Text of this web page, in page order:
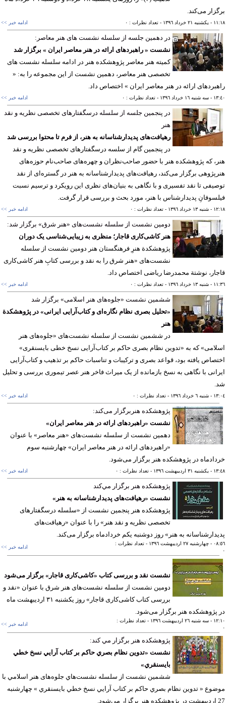
می‌كند.
- يکشنبه ٢١ خرداد ١٣٩٦ - تعداد نظرات : ٠ ادامه خبر >>
در دهمین جلسه از سلسله نشست های هنر معاصر:
نشست « راهبردهای ارائه در هنر معاصر ایران » برگزار شد
كمیته هنر معاصر پژوهشکده هنر در ادامه سلسله نشست های
تخصصی هنر معاصر، دهمین نشست از این مجموعه را به: «
ارائه در هنر معاصر ایران » اختصاص داد.
- سه شنبه ١٦ خرداد ١٣٩٦ - تعداد نظرات : ٠ ادامه خبر >>
در پنجمین جلسه از سلسله درسگفتارهای تخصصی نظریه و نقد
هنر
رهیافت‌های پدیدارشناسانه به هنر، از فرم تا محتوا بررسی شد
در پنجمین گام از سلسه درسگفتارهای تخصصی نظریه و نقد
که پژوهشکده هنر با حضور صاحب‌نظران و چهره‌های صاحب‌نام حوزه‌های
برگزار می‌کند، رهیافت‌های پدیدارشناسانه به هنر در گستره‌ای از نقد
تا نقد تفسیری و با نگاهی به بنیان‌های نظری این رویکرد و ترسیم نسبت
پدیدارشناس با هنر، مورد بحث و بررسی قرار گرفت.
- شنبه ١٣ خرداد ١٣٩٦ - تعداد نظرات : ٠ ادامه خبر >>
دومین نشست از سلسله نشست‌های «هنر شرق» برگزار شد:
هنر کاشی‌کاری قاجار؛ منظری به زیبایی‌شناسی یک دوران
پژوهشکدة هنرِ فرهنگستان هنر دومین نشست از سلسله
نشست‌های «هنر شرق را به نقد و بررسی کتابِ هنر کاشی‌کاری
نوشتة محمدرضا ریاضی اختصاص داد.
- شنبه ١٣ خرداد ١٣٩٦ - تعداد نظرات : ٠ ادامه خبر >>
ششمین نشست «جلوه‌های هنر اسلامی» برگزار شد
«تحلیل بصری نظام نگاره‌ای و کتاب‌آرایی ایرانی» در پژوهشکدة
هنر
در ششمین نشست از سلسله نشست‌های «جلوه‌های هنر
که به «تدوین نظام بصری حاکم بر کتاب‌آرایی نسخ خطی بایسنقری»
یافته بود، قواعد بصری و ترکیبات و تناسبات حاکم بر تذهیب و کتاب‌آرایی
با نگاهی به نسخ بازمانده از یک میراث فاخر هنر عصر تیموری بررسی و تحلیل
- شنبه ٦ خرداد ١٣٩٦ - تعداد نظرات : ٠ ادامه خبر >>
پژوهشكده هنربرگزار می‌كند:
نشست «راهبرد‌های ارائه در هنر معاصر ایران»
دهمین نشست از سلسله نشست‌های «هنر معاصر» با عنوان
«راهبرد‌های ارائه در هنر معاصر ایران» چهارشنبه سوم
در پژوهشكده هنر برگزار می‌شود.
- يکشنبه ٣١ ارديبهشت ١٣٩٦ - تعداد نظرات : ٠ ادامه خبر >>
پژوهشكده هنر برگزار مي‌كند
نشست «رهیافت‌های پدیدارشناسانه به هنر»
پژوهشكده هنر پنجمین نشست از «سلسله درسگفتارهای
تخصصی نظریه و نقد هنر» را با عنوان «رهیافت‌های
به هنر» روز دوشنبه یكم خردادماه برگزار می‌كند.
- چهارشنبه ٢٧ ارديبهشت ١٣٩٦ - تعداد نظرات :
ادامه خبر >>
نشست نقد و بررسی كتاب «كاشی‌كاری قاجار» برگزار می‌شود
دومین نشست از سلسله نشست‌های هنر شرق با عنوان «نقد و
بررسی كتاب كاشی‌كاری قاجار» روز یكشنبه ۳۱ اردیبهشت ماه
پژوهشكده هنر برگزار می‌شود.
- سه شنبه ٢٦ ارديبهشت ١٣٩٦ - تعداد نظرات :
ادامه خبر >>
پژوهشكده هنر برگزار مي كند:
نشست «تدوين نظام بصري حاكم بر كتاب آرايي نسخ خطي
بايسنقري»
ششمين نشست از سلسله نشست‌هاي جلوه‌های هنر اسلامي با
« تدوين نظام بصري حاكم بر كتاب آرايي نسخ خطي بايسنقري » چهارشنبه